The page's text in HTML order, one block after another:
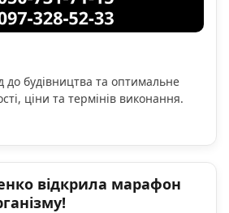
до будівництва та оптимальне
ціни та термінів виконання.
відкрила марафон